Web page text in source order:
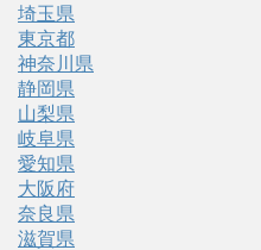
埼玉県
東京都
神奈川県
静岡県
山梨県
岐阜県
愛知県
大阪府
奈良県
滋賀県